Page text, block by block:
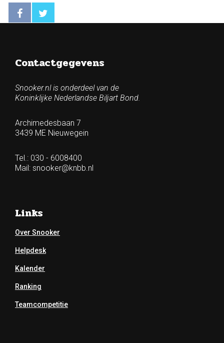
Contactgegevens
Snooker.nl is onderdeel van de
Koninklijke Nederlandse Biljart Bond.
Archimedesbaan 7
3439 ME Nieuwegein
Tel.: 030 - 6008400
Mail: snooker@knbb.nl
Links
Over Snooker
Helpdesk
Kalender
Ranking
Teamcompetitie